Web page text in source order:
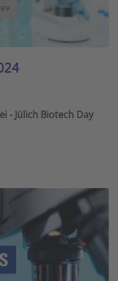
- Jülich Biotech Day